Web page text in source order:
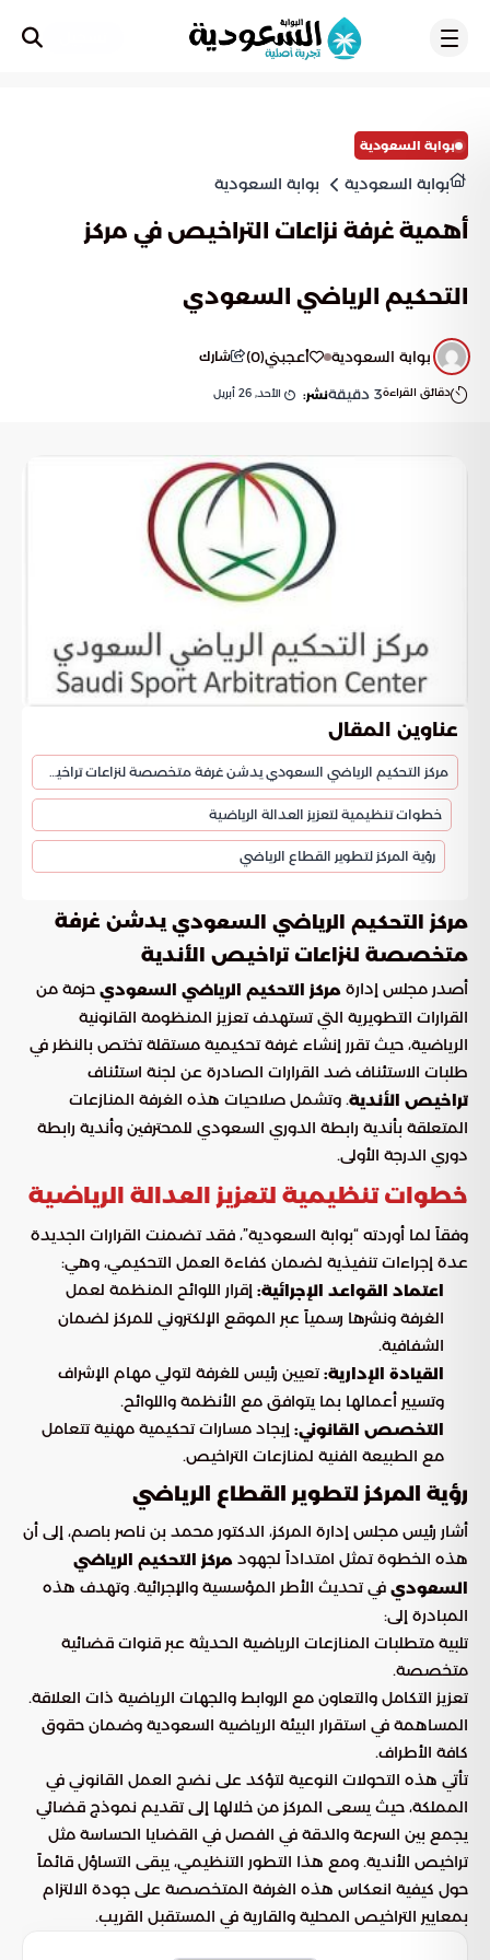
بوابة السعودية
بوابة السعودية بوابة السعودية
أهمية غرفة نزاعات التراخيص في مركز
التحكيم الرياضي السعودي
بوابة السعودية أعجبني(
0
) شارك
دقائق القراءة3 دقيقةنشر: الأحد, 26 أبريل
عناوين المقال
مركز التحكيم الرياضي السعودي يدشن غرفة متخصصة لنزاعات تراخيص الأندية
خطوات تنظيمية لتعزيز العدالة الرياضية
رؤية المركز لتطوير القطاع الرياضي
مركز التحكيم الرياضي السعودي يدشن غرفة
متخصصة لنزاعات تراخيص الأندية
أصدر مجلس إدارة مركز التحكيم الرياضي السعودي حزمة من
القرارات التطويرية التي تستهدف تعزيز المنظومة القانونية
الرياضية، حيث تقرر إنشاء غرفة تحكيمية مستقلة تختص بالنظر في
طلبات الاستئناف ضد القرارات الصادرة عن لجنة استئناف
تراخيص الأندية. وتشمل صلاحيات هذه الغرفة المنازعات
المتعلقة بأندية رابطة الدوري السعودي للمحترفين وأندية رابطة
دوري الدرجة الأولى.
خطوات تنظيمية لتعزيز العدالة الرياضية
وفقاً لما أوردته “بوابة السعودية”، فقد تضمنت القرارات الجديدة
عدة إجراءات تنفيذية لضمان كفاءة العمل التحكيمي، وهي:
اعتماد القواعد الإجرائية: إقرار اللوائح المنظمة لعمل
الغرفة ونشرها رسمياً عبر الموقع الإلكتروني للمركز لضمان
الشفافية.
القيادة الإدارية:تعيين رئيس للغرفة لتولي مهام الإشراف
وتسيير أعمالها بما يتوافق مع الأنظمة واللوائح.
التخصص القانوني: إيجاد مسارات تحكيمية مهنية تتعامل
مع الطبيعة الفنية لمنازعات التراخيص.
رؤية المركز لتطوير القطاع الرياضي
أشار رئيس مجلس إدارة المركز، الدكتور محمد بن ناصر باصم، إلى أن
هذه الخطوة تمثل امتداداً لجهود مركز التحكيم الرياضي
السعودي في تحديث الأطر المؤسسية والإجرائية. وتهدف هذه
المبادرة إلى:
تلبية متطلبات المنازعات الرياضية الحديثة عبر قنوات قضائية
متخصصة.
تعزيز التكامل والتعاون مع الروابط والجهات الرياضية ذات العلاقة.
المساهمة في استقرار البيئة الرياضية السعودية وضمان حقوق
كافة الأطراف.
تأتي هذه التحولات النوعية لتؤكد على نضج العمل القانوني في
المملكة، حيث يسعى المركز من خلالها إلى تقديم نموذج قضائي
يجمع بين السرعة والدقة في الفصل في القضايا الحساسة مثل
تراخيص الأندية. ومع هذا التطور التنظيمي، يبقى التساؤل قائماً
حول كيفية انعكاس هذه الغرفة المتخصصة على جودة الالتزام
بمعايير التراخيص المحلية والقارية في المستقبل القريب.